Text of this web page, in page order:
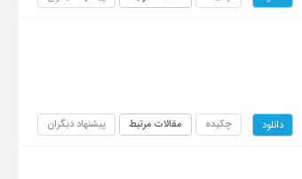
دانلود چکیده مقالات مرتبط پیشنهاد دیگران